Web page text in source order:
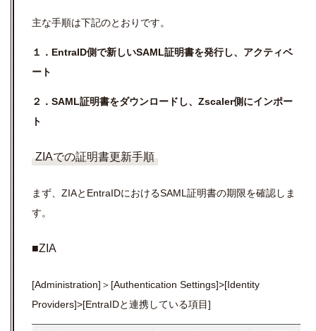
主な手順は下記のとおりです。
１．EntraID側で新しいSAML証明書を発行し、アクティベ
ート
２．SAML証明書をダウンロードし、Zscaler側にインポー
ト
ZIAでの証明書更新手順
まず、ZIAとEntraIDにおけるSAML証明書の期限を確認しま
す。
■ZIA
[Administration]＞[Authentication Settings]>[Identity
Providers]>[EntraIDと連携している項目]